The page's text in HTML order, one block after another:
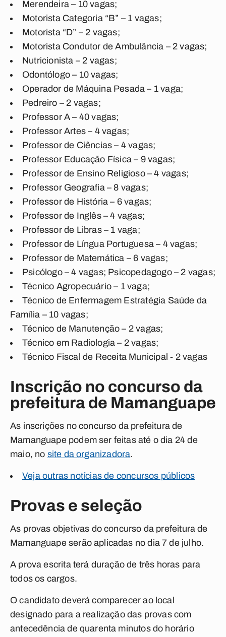
Merendeira – 10 vagas;
Motorista Categoria “B” – 1 vagas;
Motorista “D” – 2 vagas;
Motorista Condutor de Ambulância – 2 vagas;
Nutricionista – 2 vagas;
Odontólogo – 10 vagas;
Operador de Máquina Pesada – 1 vaga;
Pedreiro – 2 vagas;
Professor A – 40 vagas;
Professor Artes – 4 vagas;
Professor de Ciências – 4 vagas;
Professor Educação Física – 9 vagas;
Professor de Ensino Religioso – 4 vagas;
Professor Geografia – 8 vagas;
Professor de História – 6 vagas;
Professor de Inglês – 4 vagas;
Professor de Libras – 1 vaga;
Professor de Língua Portuguesa – 4 vagas;
Professor de Matemática – 6 vagas;
Psicólogo – 4 vagas; Psicopedagogo – 2 vagas;
Técnico Agropecuário – 1 vaga;
Técnico de Enfermagem Estratégia Saúde da
Família – 10 vagas;
Técnico de Manutenção – 2 vagas;
Técnico em Radiologia – 2 vagas;
Técnico Fiscal de Receita Municipal - 2 vagas
Inscrição no concurso da
prefeitura de Mamanguape
As inscrições no concurso da prefeitura de
Mamanguape podem ser feitas até o dia 24 de
maio, no site da organizadora.
Veja outras notícias de concursos públicos
Provas e seleção
As provas objetivas do concurso da prefeitura de
Mamanguape serão aplicadas no dia 7 de julho.
A prova escrita terá duração de três horas para
todos os cargos.
O candidato deverá comparecer ao local
designado para a realização das provas com
antecedência de quarenta minutos do horário